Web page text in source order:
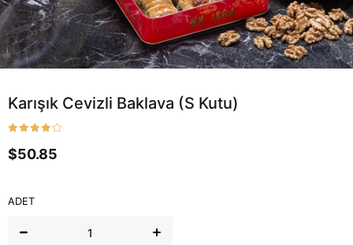
Karışık Cevizli Baklava (S Kutu)
$50.85
ADET